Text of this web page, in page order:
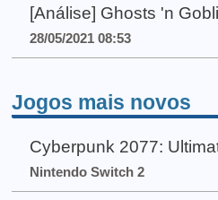
[Análise] Ghosts 'n
28/05/2021 08:53
Jogos mais novos
Cyberpunk 2077:
Nintendo Switch 2